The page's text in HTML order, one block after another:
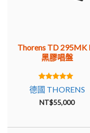
盤，該底盤帶有由平
稱為“球臂”。添加了
量存在。直到 1980 年
形彈簧的懸掛式子底
托倫斯 TD 125 / TD
從 1968 年起，
Thorens TD 295MK
黑膠唱盤
5.00
out of 5
德國 THORENS
NT$55,000